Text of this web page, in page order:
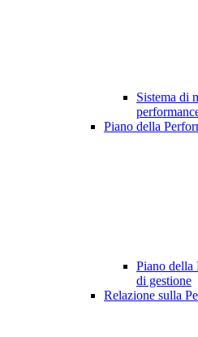
Sistema di
Piano della
Piano della
di gestione
Relazione sulla